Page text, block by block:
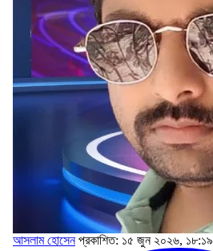
আসলাম হোসেন প্রকাশিত: ১৫ জুন ২০২৬, ১৮:১৯